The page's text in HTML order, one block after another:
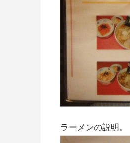
ラーメンの説明。